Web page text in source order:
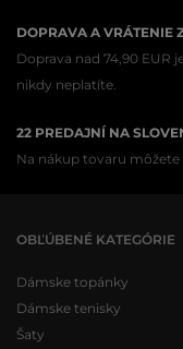
DOPRAVA A VRÁTENIE
Doprava nad 74,90 EUR
nikdy neplatíte.
22 PREDAJNÍ NA
Na nákup tovaru môžete
OBĽÚBENÉ KATEGÓRIE
Dámske topánky
Dámske tenisky
Šaty